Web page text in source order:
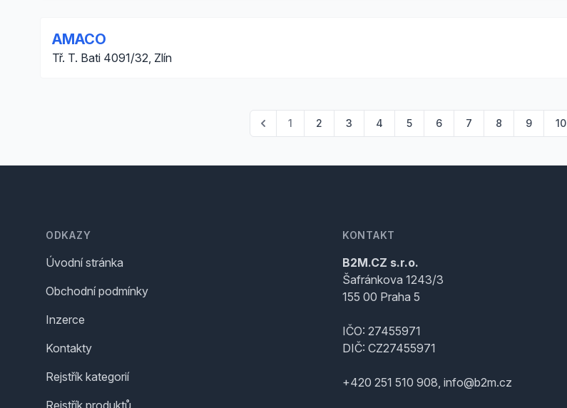
AMACO
Tř. T. Bati 4091/32, Zlín
1 2 3 4 5 6 7 8 9 10
ODKAZY
Úvodní stránka
Obchodní podmínky
Inzerce
Kontakty
Rejstřík kategorií
Rejstřík produktů
KONTAKT
B2M.CZ s.r.o.
Šafránkova 1243/3
155 00 Praha 5
IČO: 27455971
DIČ: CZ27455971
+420 251 510 908, info@b2m.cz